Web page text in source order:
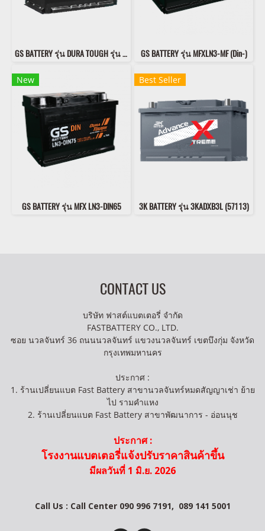
GS BATTERY รุ่น DURA TOUGH รุ่น LN3-DIN80 DL EFB GS BATTERY รุ่น MFXLN3-MF (Din-)
New
GS BATTERY รุ่น MFX LN3-DIN65
Best Seller
3K BATTERY รุ่น 3KADXB3L (57113)
CONTACT US
บริษัท ฟาสต์แบตเตอรี่ จำกัด
FASTBATTERY CO., LTD.
ซอย นวลจันทร์ 36 ถนนนวลจันทร์ แขวงนวลจันทร์ เขตบึงกุ่ม จังหวัด
กรุงเทพมหานคร
ประกาศ :
1. ร้านเปลี่ยนแบต Fast Battery สาขานวลจันทร์หมดสัญญาเช่า ย้าย
ไป รามคำแหง
2. ร้านเปลี่ยนแบต Fast Battery สาขาพัฒนาการ - อ่อนนุช
ประกาศ :
โรงงานแบตเตอรี่แจ้งปรับราคาสินค้าขึ้น
มีผลวันที่ 1 มิ.ย. 2026
Call Us : Call Center 090 996 7191, 089 141 5001